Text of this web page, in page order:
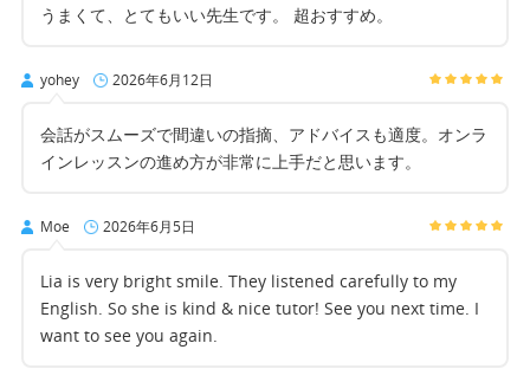
うまくて、とてもいい先生です。 超おすすめ。
yohey 2026年6月12日
会話がスムーズで間違いの指摘、アドバイスも適度。オンラ
インレッスンの進め方が非常に上手だと思います。
Moe 2026年6月5日
Lia is very bright smile. They listened carefully to my
English. So she is kind & nice tutor! See you next time. I
want to see you again.